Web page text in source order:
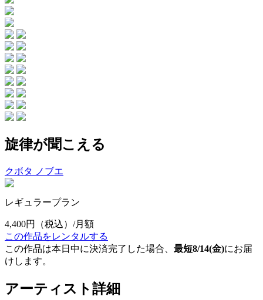
旋律が聞こえる
クボタ ノブエ
レギュラープラン
4,400円
（税込）/月額
この作品をレンタルする
この作品は本日中に決済完了した場合、 最短8/14(金)にお届
けします。
アーティスト詳細